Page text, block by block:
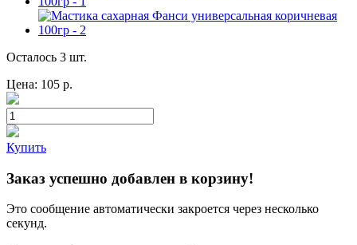
Осталось 3 шт.
Цена: 105 р.
Купить
Заказ успешно добавлен в корзину!
Это сообщение автоматически закроется через несколько
секунд.